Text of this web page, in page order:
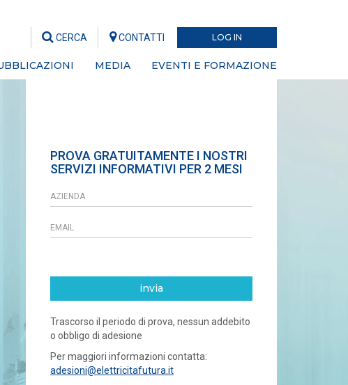
LOG IN
CERCA CONTATTI
MEDIA EVENTI E FORMAZIONE
PROVA GRATUITAMENTE I NOSTRI
SERVIZI INFORMATIVI PER 2 MESI
invia
Trascorso il periodo di prova, nessun addebito
o obbligo di adesione
Per maggiori informazioni contatta:
adesioni@elettricitafutura.it